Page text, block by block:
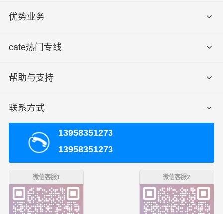
优势业务
cate热门专线
帮助与支持
联系方式
13958351273
13958351273
微信客服1 微信客服2